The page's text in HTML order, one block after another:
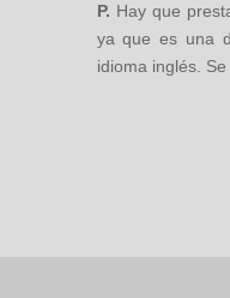
P. Hay que
ya que es una
idioma inglés. Se